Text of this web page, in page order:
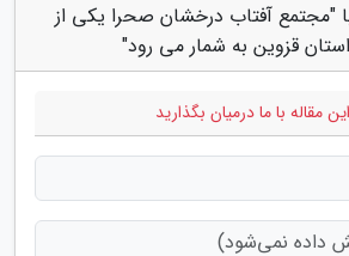
"مجتمع آفتاب درخشان صحرا یکی از
قزوین به شمار می رود"
مقاله با ما درمیان بگذارید